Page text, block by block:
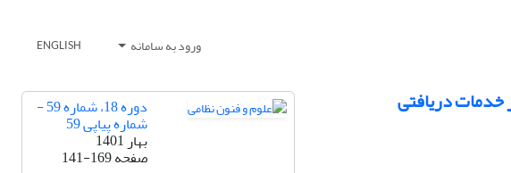
ورود به سامانه ENGLISH
خدمات دریافتی دوره 18، شماره 59 -
شماره پیاپی 59
بهار 1401
صفحه141-169